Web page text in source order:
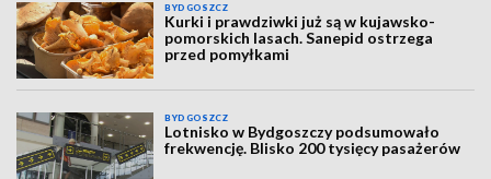
BYDGOSZCZ
Kurki i prawdziwki już są w kujawsko-
pomorskich lasach. Sanepid ostrzega
przed pomyłkami
BYDGOSZCZ
Lotnisko w Bydgoszczy podsumowało
frekwencję. Blisko 200 tysięcy pasażerów